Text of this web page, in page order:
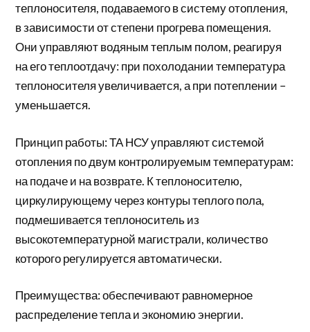
теплоносителя, подаваемого в систему отопления,
в зависимости от степени прогрева помещения.
Они управляют водяным теплым полом, реагируя
на его теплоотдачу: при похолодании температура
теплоносителя увеличивается, а при потеплении –
уменьшается.
Принцип работы: ТА НСУ управляют системой
отопления по двум контролируемым температурам:
на подаче и на возврате. К теплоносителю,
циркулирующему через контуры теплого пола,
подмешивается теплоноситель из
высокотемпературной магистрали, количество
которого регулируется автоматически.
Преимущества: обеспечивают равномерное
распределение тепла и экономию энергии.